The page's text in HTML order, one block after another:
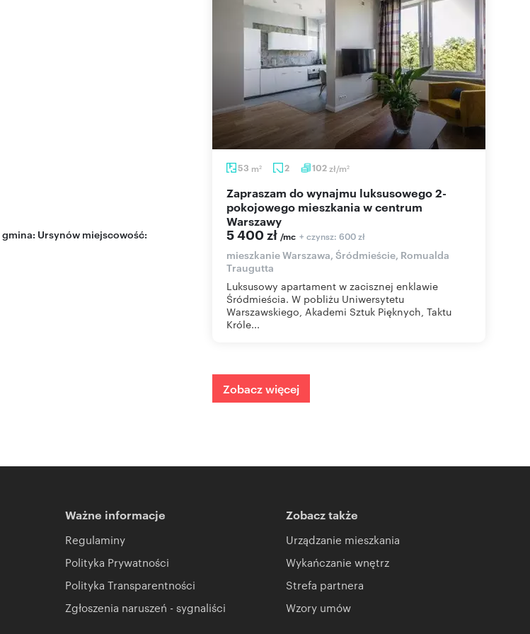
gmina: Ursynów miejscowość:
53 m2 2 102zł/m2
Zapraszam do wynajmu luksusowego 2-
pokojowego mieszkania w centrum
Warszawy
5 400 zł/mc + czynsz: 600 zł
mieszkanie Warszawa, Śródmieście, Romualda
Traugutta
Luksusowy apartament w zacisznej enklawie
Śródmieścia. W pobliżu Uniwersytetu
Warszawskiego, Akademi Sztuk Pięknych, Taktu
Króle...
Zobacz więcej
Ważne informacje
Regulaminy
Polityka Prywatności
Polityka Transparentności
Zgłoszenia naruszeń - sygnaliści
Zobacz także
Urządzanie mieszkania
Wykańczanie wnętrz
Strefa partnera
Wzory umów